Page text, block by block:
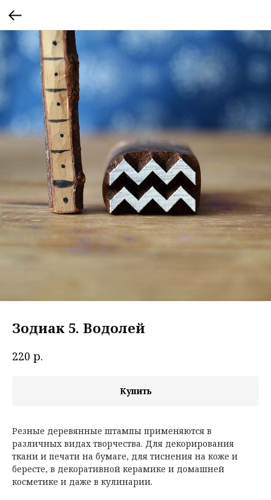
Зодиак 5. Водолей
220 р.
Купить
Резные деревянные штампы применяются в
различных видах творчества. Для декорирования
ткани и печати на бумаге, для тиснения на коже и
бересте, в декоративной керамике и домашней
косметике и даже в кулинарии.